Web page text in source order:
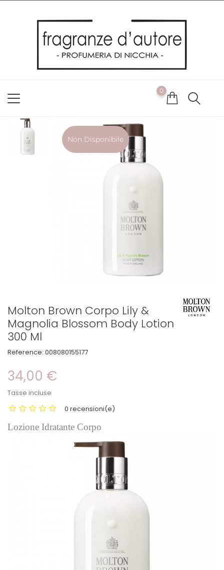
Utilizziamo i cookie per offrirti la migliore esperienza possibile
sul nostro sito web. Cliccando su OK, acconsenti alla nostra
politica sui cookie. Se desideri modificare le tue preferenze sui
cookie, puoi farlo
0
Non Disponibile
Molton Brown Corpo Lily &
Magnolia Blossom Body Lotion
300 Ml
Reference: 008080155177
34,00 €
Tasse incluse
0 recensioni(e)
Lozione Idratante Corpo